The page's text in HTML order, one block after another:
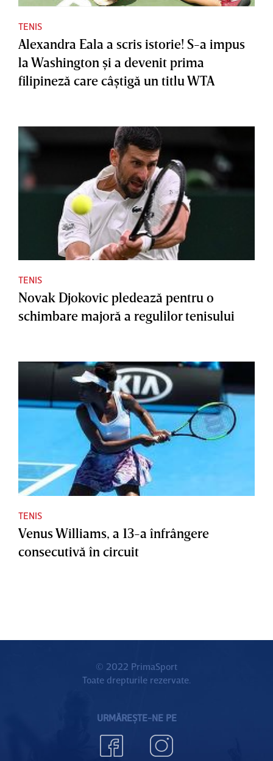
TENIS
Alexandra Eala a scris istorie! S-a impus
la Washington şi a devenit prima
filipineză care câştigă un titlu WTA
TENIS
Novak Djokovic pledează pentru o
schimbare majoră a regulilor tenisului
TENIS
Venus Williams, a 13-a înfrângere
consecutivă în circuit
© 2022 PrimaSport
Toate drepturile rezervate.
URMĂREȘTE-NE PE